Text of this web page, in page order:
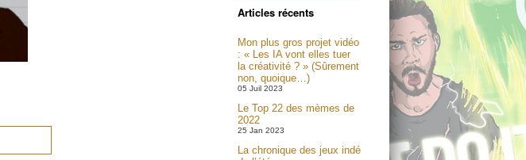
Articles récents
Mon plus gros projet vidéo
: « Les IA vont elles tuer
la créativité ? » (Sûrement
non, quoique…)
05 Juil 2023
Le Top 22 des mèmes de
2022
25 Jan 2023
La chronique des jeux indé